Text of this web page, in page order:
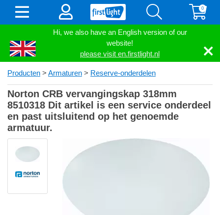
Hi, we also have an English version of our
website!
please visit en.firstlight.nl
0
Producten > Armaturen > Reserve-onderdelen
Norton CRB vervangingskap 318mm
8510318 Dit artikel is een service onderdeel
en past uitsluitend op het genoemde
armatuur.